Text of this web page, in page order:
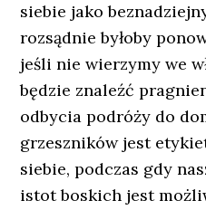
siebie jako
rozsądnie byłoby
jeśli nie wierzymy we
będzie znaleźć
odbycia podróży do
grzeszników jest
siebie, podczas gdy
istot boskich jest